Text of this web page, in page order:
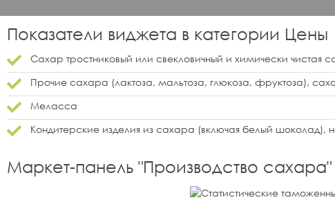
Показатели виджета в категории Цены
Сахар тростниковый или свекловичный и химически чистая
Прочие сахара (лактоза, мальтоза, глюкоза, фруктоза),
Меласса
Кондитерские изделия из сахара (включая белый
Маркет-панель "Производство сахара"